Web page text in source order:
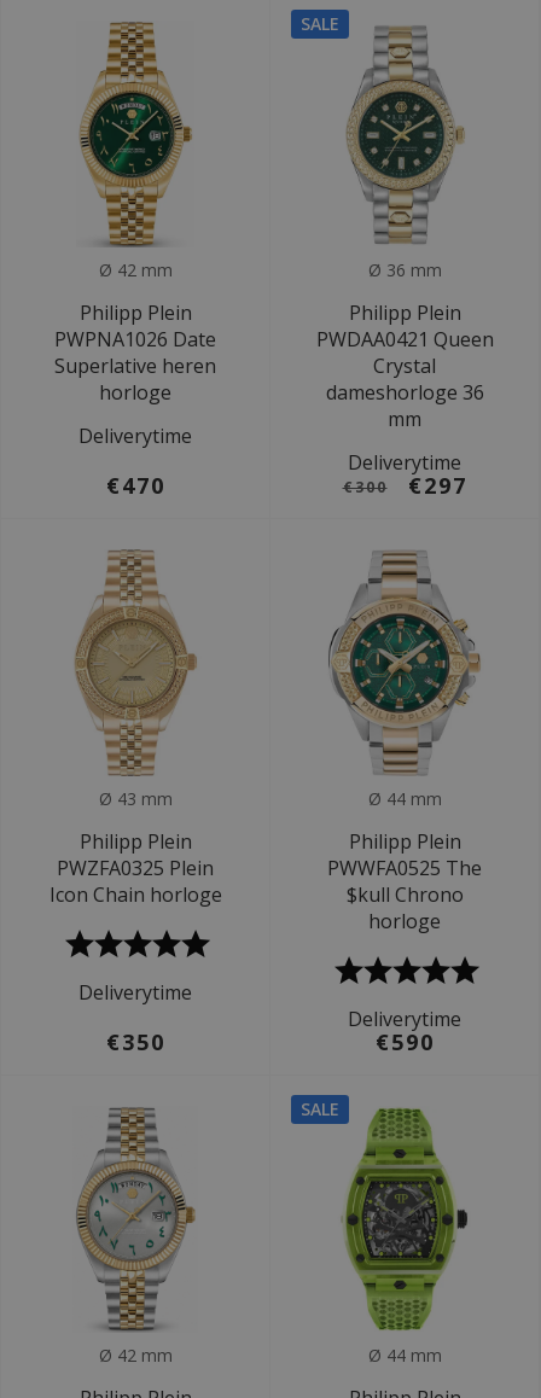
Ø 42 mm
Philipp Plein
PWPNA1026 Date
Superlative heren
horloge
Deliverytime
€470
SALE
Ø 36 mm
Philipp Plein
PWDAA0421 Queen
Crystal
dameshorloge 36
mm
Deliverytime
€300 €297
Ø 43 mm
Philipp Plein
PWZFA0325 Plein
Icon Chain horloge
Deliverytime
€350
Ø 44 mm
Philipp Plein
PWWFA0525 The
$kull Chrono
horloge
Deliverytime
€590
Ø 42 mm
SALE
Ø 44 mm